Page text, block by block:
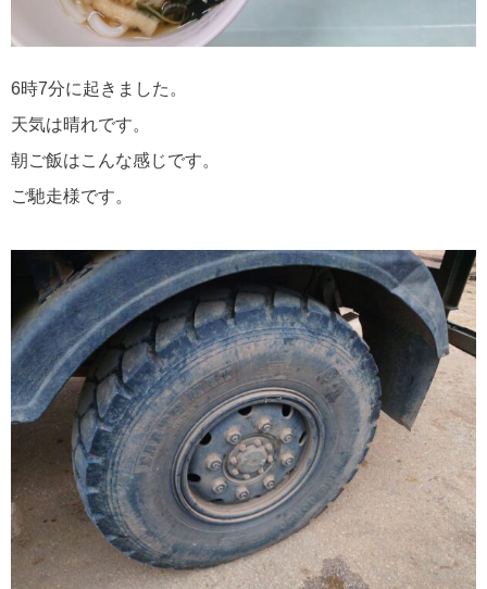
6時7分に起きました。
天気は晴れです。
朝ご飯はこんな感じです。
ご馳走様です。